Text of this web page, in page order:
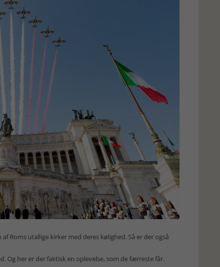
Roms utallige kirker med deres kølighed. Så er der også
Og her er der faktisk en oplevelse, som de færreste får.